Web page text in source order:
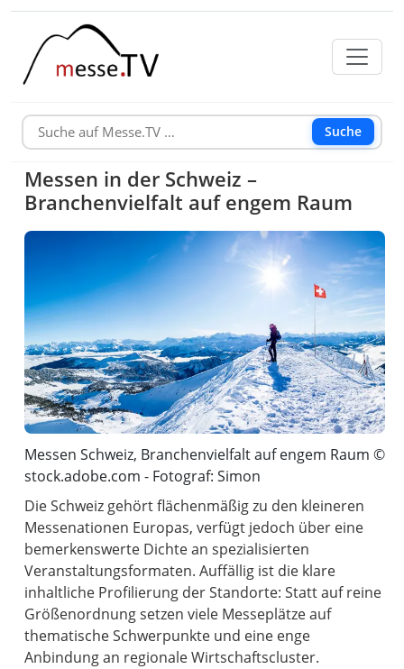
Suche
Messen in der Schweiz –
Branchenvielfalt auf engem Raum
Messen Schweiz, Branchenvielfalt auf engem Raum ©
stock.adobe.com - Fotograf: Simon
Die Schweiz gehört flächenmäßig zu den kleineren
Messe­nationen Europas, verfügt jedoch über eine
bemerkenswerte Dichte an spezialisierten
Veranstaltungsformaten. Auffällig ist die klare
inhaltliche Profilierung der Standorte: Statt auf reine
Größenordnung setzen viele Messeplätze auf
thematische Schwerpunkte und eine enge
Anbindung an regionale Wirtschaftscluster.